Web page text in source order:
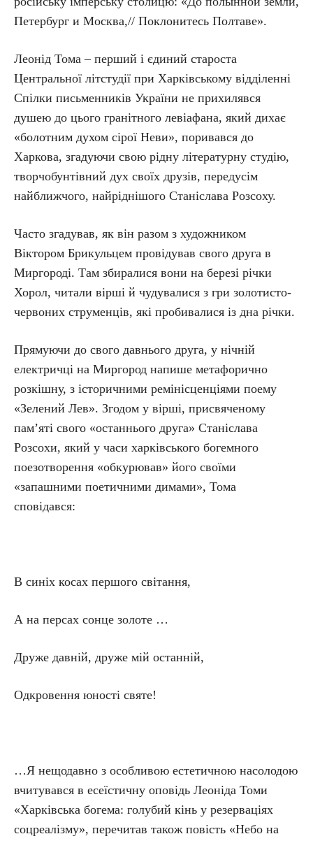
Петербург и Москва,// Поклонитесь Полтаве».
Леонід Тома – перший і єдиний староста
Центральної літстудії при Харківському відділенні
Спілки письменників України не прихилявся
душею до цього гранітного левіафана, який дихає
«болотним духом сірої Неви», поривався до
Харкова, згадуючи свою рідну літературну студію,
творчобунтівний дух своїх друзів, передусім
найближчого, найріднішого Станіслава Розсоху.
Часто згадував, як він разом з художником
Віктором Брикульцем провідував свого друга в
Миргороді. Там збиралися вони на березі річки
Хорол, читали вірші й чудувалися з гри золотисто-
червоних струменців, які пробивалися із дна річки.
Прямуючи до свого давнього друга, у нічній
електричці на Миргород напише метафорично
розкішну, з історичними ремінісценціями поему
«Зелений Лев». Згодом у вірші, присвяченому
пам’яті свого «останнього друга» Станіслава
Розсохи, який у часи харківського богемного
поезотворення «обкурював» його своїми
«запашними поетичними димами», Тома
сповідався:
В синіх косах першого світання,
А на персах сонце золоте …
Друже давній, друже мій останній,
Одкровення юності святе!
…Я нещодавно з особливою естетичною насолодою
вчитувався в есеїстичну оповідь Леоніда Томи
«Харківська богема: голубий кінь у резерваціях
соцреалізму», перечитав також повість «Небо на